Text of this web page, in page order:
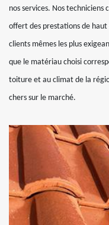
nos services. Nos
offert des prestations de
clients mêmes les plus
que le matériau choisi
toiture et au climat de la
chers sur le marché.